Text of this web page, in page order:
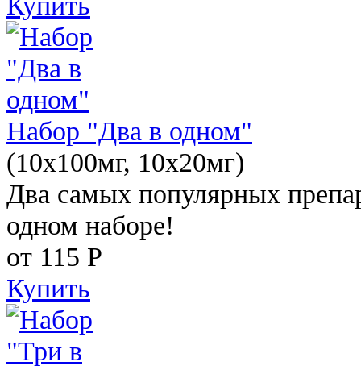
Набор "Два в одном"
(10x100мг, 10x20мг)
Два самых популярных
одном наборе!
от 115 Р
Купить